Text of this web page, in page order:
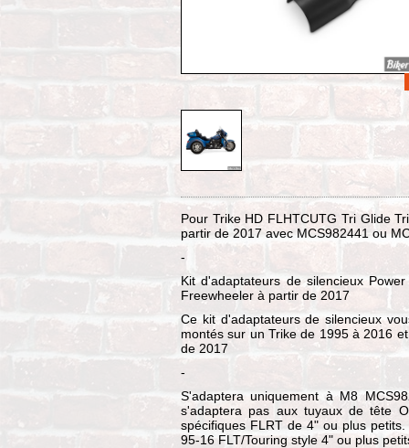
Pour Trike HD FLHTCUTG Tri Glide
partir de 2017 avec MCS982441 ou
-
Kit d'adaptateurs de silencieux
Freewheeler à partir de 2017
Ce kit d'adaptateurs de silencieux
montés sur un Trike de 1995 à 2016
de 2017
-
S'adaptera uniquement à M8
s'adaptera pas aux tuyaux de tête
spécifiques FLRT de 4" ou plus
95-16 FLT/Touring style 4" ou plus